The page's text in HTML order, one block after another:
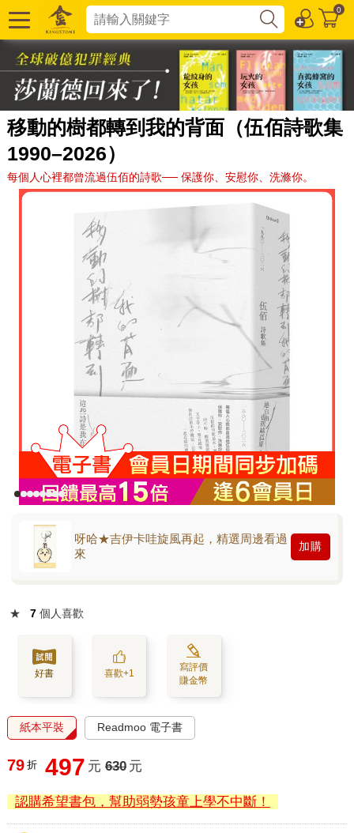
0
移動的樹都轉到我的背面（伍佰詩歌集
1990–2026）
每個人心裡都曾流過伍佰的詩歌── 保護你、安慰你、洗滌你。
呀哈★吉伊卡哇旋風再起，精選周邊看過
來
加購
★ 7 個人喜歡
好書 喜歡+1
寫評價
賺金幣
紙本平裝 Readmoo 電子書
79 折 497 元 630 元
認購希望書包，幫助弱勢孩童上學不中斷！